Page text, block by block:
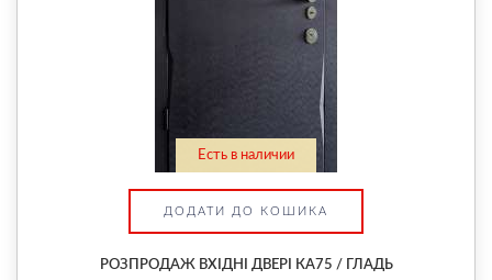
Есть в наличии
ДОДАТИ ДО КОШИКА
РОЗПРОДАЖ ВХІДНІ ДВЕРІ КА75 / ГЛАДЬ